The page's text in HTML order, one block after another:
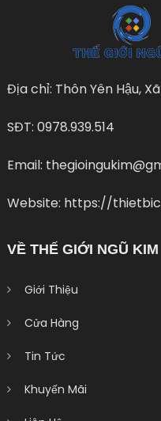
Địa chỉ: Thôn Yên Hậu,
SĐT: 0978.939.514
Email:
Website: https://
VỀ THẾ GIỚI NGŨ KIM
Giới Thiệu
Cửa Hàng
Tin Tức
Khuyến Mãi